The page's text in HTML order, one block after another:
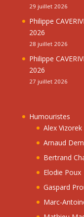
29 juillet 2026
Philippe
2026
28 juillet 2026
Philippe
2026
27 juillet 2026
Humouristes
Alex Vizorek
Arnaud
Bertrand
Elodie Poux
Gaspard
Marc-